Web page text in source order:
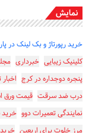
نمایش
خرید رپورتاژ و بک لینک در
کلینیک زیبایی خبرداری
پنجره دوجداره در کرج
درب ضد سرقت قیمت ورق
نمایندگی تعمیرات دوو
مرز خلوت برای اربعین خرید